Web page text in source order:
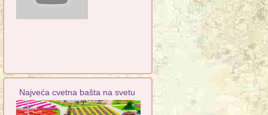
Najveća cvetna bašta na svetu